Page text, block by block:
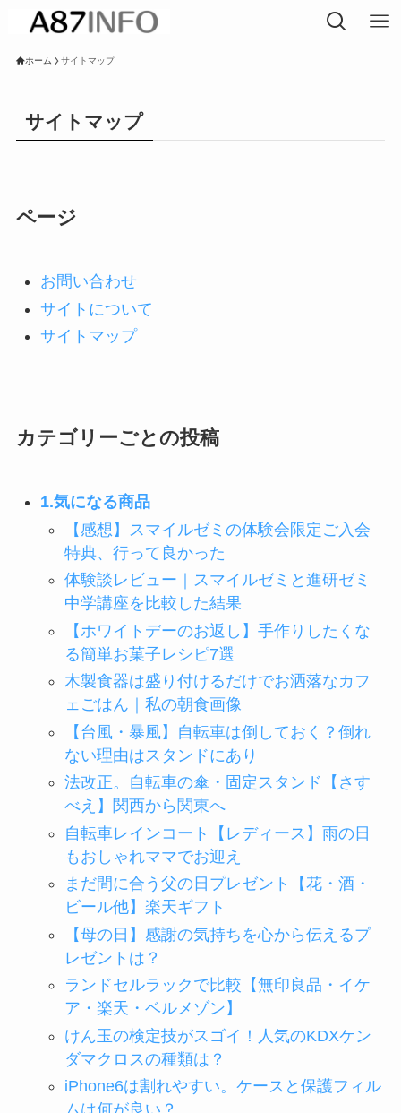
ホーム サイトマップ
サイトマップ
ページ
お問い合わせ
サイトについて
サイトマップ
カテゴリーごとの投稿
1.気になる商品
【感想】スマイルゼミの体験会限定ご入会
特典、行って良かった
体験談レビュー｜スマイルゼミと進研ゼミ
中学講座を比較した結果
【ホワイトデーのお返し】手作りしたくな
る簡単お菓子レシピ7選
木製食器は盛り付けるだけでお洒落なカフ
ェごはん｜私の朝食画像
【台風・暴風】自転車は倒しておく？倒れ
ない理由はスタンドにあり
法改正。自転車の傘・固定スタンド【さす
べえ】関西から関東へ
自転車レインコート【レディース】雨の日
もおしゃれママでお迎え
まだ間に合う父の日プレゼント【花・酒・
ビール他】楽天ギフト
【母の日】感謝の気持ちを心から伝えるプ
レゼントは？
ランドセルラックで比較【無印良品・イケ
ア・楽天・ベルメゾン】
けん玉の検定技がスゴイ！人気のKDXケン
ダマクロスの種類は？
iPhone6は割れやすい。ケースと保護フィル
ムは何が良い？